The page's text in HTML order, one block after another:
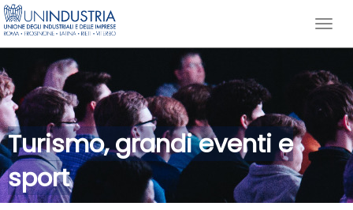
Turismo, grandi eventi e
sport